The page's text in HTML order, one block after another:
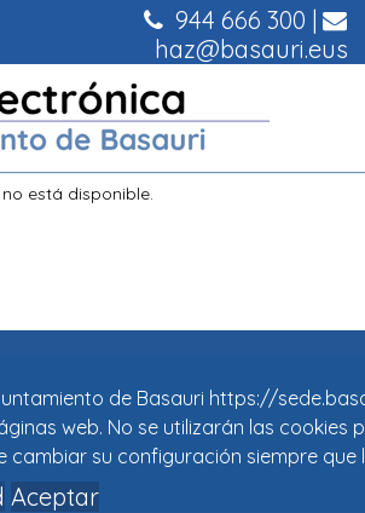
944 666 300 |
haz@basauri.eus
de Basauri https://
web. No se utilizarán las
cambiar su configuración siempre que
Aceptar